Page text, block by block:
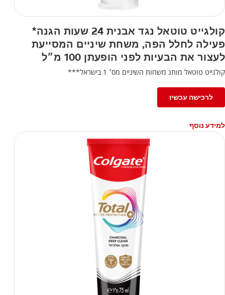
קולגייט טוטאל נגד אבנית 24 שעות הגנה*
פעילה לחלל הפה, משחת שיניים המסייעת
לעצור את הבעיות לפני הופעתן 100 מ״ל
קולגייט טוטאל מותג משחות השיניים מס׳ 1 בישראל***
לרכישה עכשיו
למידע נוסף